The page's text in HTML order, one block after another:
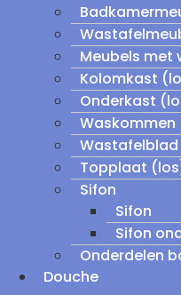
Meubels met
Kolomkast
Onderkast
Waskommen
Topplaat
Sifon
Sifon
Sifon
Onderdelen
Douche